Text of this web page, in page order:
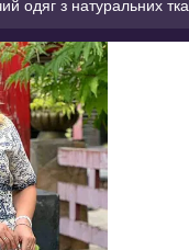
одяг з натуральних